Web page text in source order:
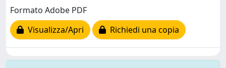
Formato Adobe PDF
Visualizza/Apri
Richiedi una copia